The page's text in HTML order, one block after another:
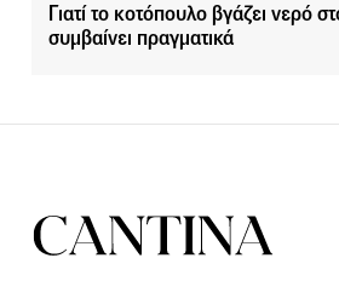
Γιατί το κοτόπουλο βγάζει νερό
συμβαίνει πραγματικά